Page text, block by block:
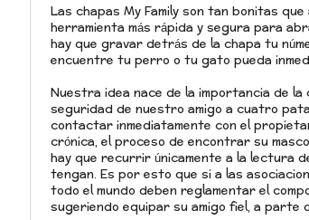
Las chapas My Family son tan bonitas
herramienta más rápida y segura para
hay que gravar detrás de la chapa tu
encuentre tu perro o tu gato pueda
Nuestra idea nace de la importancia de
seguridad de nuestro amigo a cuatro
contactar inmediatamente con el
crónica, el proceso de encontrar su
hay que recurrir únicamente a la lectura
tengan. Es por esto que si a las
todo el mundo deben reglamentar el
sugeriendo equipar su amigo fiel, a parte